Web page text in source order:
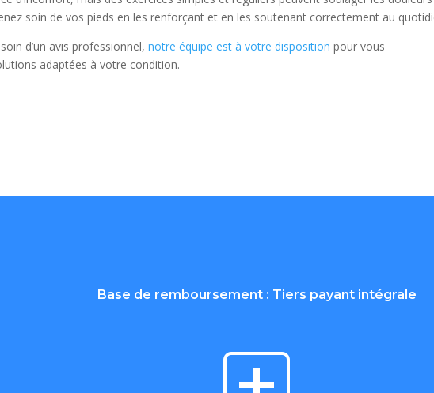
soin de vos pieds en les renforçant et en les soutenant correctement au
d’un avis professionnel,notre équipe est à votre disposition pour vous
adaptées à votre condition.
Base de remboursement : Tiers payant intégrale